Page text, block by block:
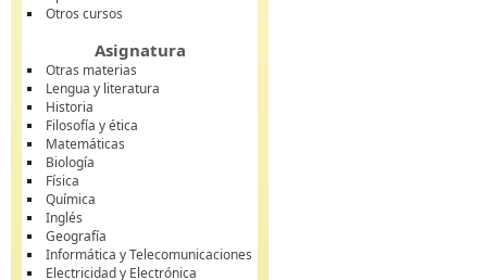
Otros cursos
Asignatura
Otras materias
Lengua y literatura
Historia
Filosofía y ética
Matemáticas
Biología
Física
Química
Inglés
Geografía
Informática y Telecomunicaciones
Electricidad y Electrónica